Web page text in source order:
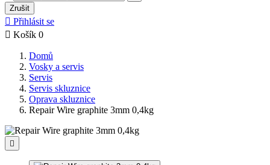
Zrušit
 Přihlásit se
 Košík 0
Domů
Vosky a servis
Servis
Servis skluznice
Oprava skluznice
Repair Wire graphite 3mm 0,4kg
